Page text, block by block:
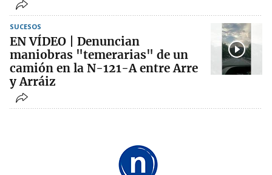
SUCESOS
EN VÍDEO | Denuncian
maniobras "temerarias" de un
camión en la N-121-A entre Arre
y Arráiz